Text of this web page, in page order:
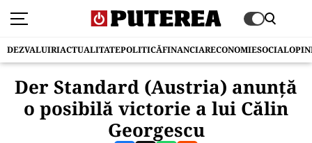
DEZVALUIRIACTUALITATEPOLITICĂFINANCIARECONOMIESOCIAL
Der Standard (Austria) anunță
o posibilă victorie a lui Călin
Georgescu